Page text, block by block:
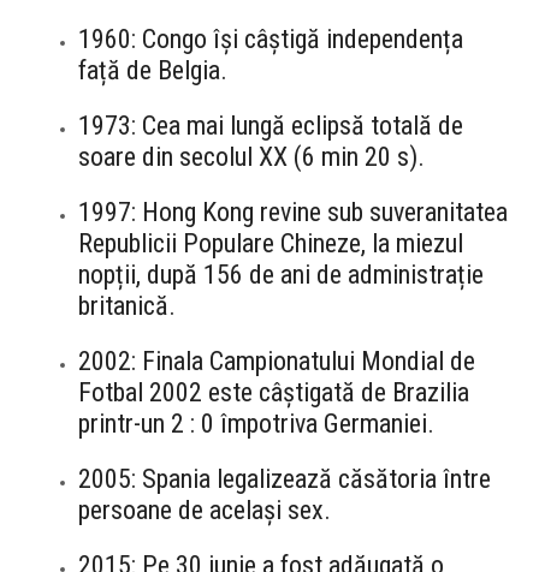
1960: Congo își câștigă independența
față de Belgia.
1973: Cea mai lungă eclipsă totală de
soare din secolul XX (6 min 20 s).
1997: Hong Kong revine sub suveranitatea
Republicii Populare Chineze, la miezul
nopții, după 156 de ani de administrație
britanică.
2002: Finala Campionatului Mondial de
Fotbal 2002 este câștigată de Brazilia
printr-un 2 : 0 împotriva Germaniei.
2005: Spania legalizează căsătoria între
persoane de același sex.
2015: Pe 30 iunie a fost adăugată o